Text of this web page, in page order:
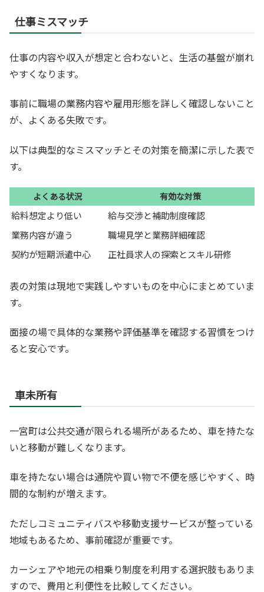
仕事ミスマッチ
仕事の内容や収入が想定と合わないと、生活の基盤が崩れ
やすくなります。
事前に職場の業務内容や雇用形態を詳しく確認しないこと
が、よくある失敗です。
以下は典型的なミスマッチとその対策を簡潔に示した表で
す。
よくある状況 有効な対策
給料想定より低い
給与交渉と補助制度確認
業務内容が違う
職場見学と業務詳細確認
契約が短期派遣中心
正社員求人の探索とスキル研修
表の対策は現地で実践しやすいものを中心にまとめていま
す。
面接の場で具体的な業務や評価基準を確認する習慣をつけ
ると安心です。
車未所有
一宮町は公共交通が限られる場所があるため、車を持たな
いと移動が難しくなります。
車を持たない場合は通院や買い物で不便を感じやすく、時
間的な制約が増えます。
ただしコミュニティバスや移動支援サービスが整っている
地域もあるため、事前確認が重要です。
カーシェアや地元の相乗り制度を利用する選択肢もありま
すので、費用と利便性を比較してください。